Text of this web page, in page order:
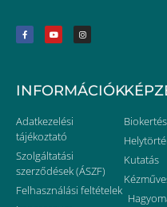
INFORMÁCIÓK
Adatkezelési
tájékoztató
Szolgáltatási
szerződések (ÁSZF)
Felhasználási feltételek
Kutatás